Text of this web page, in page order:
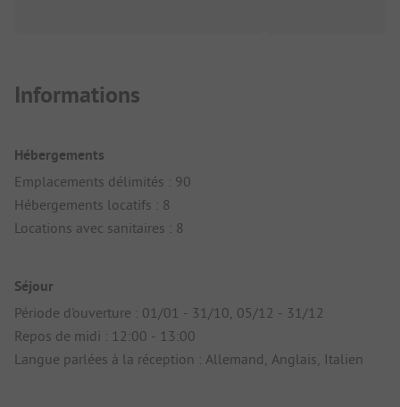
Informations
Hébergements
Emplacements délimités : 90
Hébergements locatifs : 8
Locations avec sanitaires : 8
Séjour
Période d'ouverture : 01/01 - 31/10, 05/12 - 31/12
Repos de midi : 12:00 - 13:00
Langue parlées à la réception : Allemand, Anglais, Italien